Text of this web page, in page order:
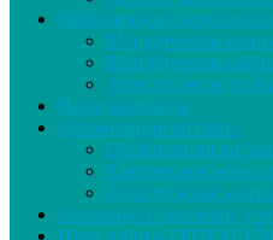
Информация
Методическая
Методическая
Аттестация
Наши партнеры
Организация питания
Организация
Ежедневное меню
Родительский
Основные положения
План работы ГБОУ